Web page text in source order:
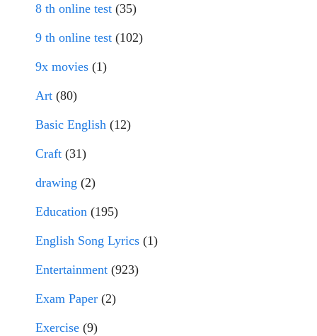
8 th online test (35)
9 th online test (102)
9x movies (1)
Art (80)
Basic English (12)
Craft (31)
drawing (2)
Education (195)
English Song Lyrics (1)
Entertainment (923)
Exam Paper (2)
Exercise (9)